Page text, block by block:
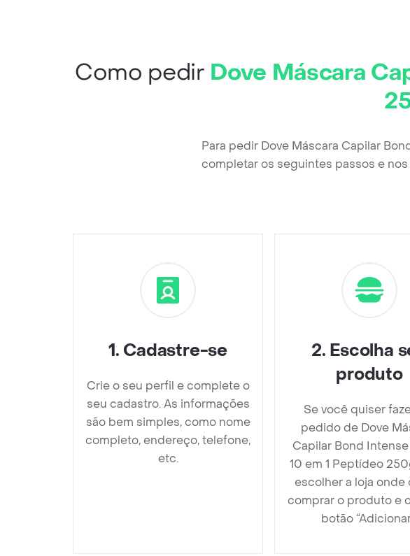
Como pedir Dove Máscara
Para pedir Dove Máscara Capilar
completar os seguintes passos e
1. Cadastre-se
Crie o seu perfil e complete o
seu cadastro. As informações
são bem simples, como nome
completo, endereço, telefone,
etc.
2. Escolha
produto
Se você quiser
pedido de Dove
Capilar Bond
10 em 1 Peptídeo
escolher a loja onde
comprar o produto e
botão